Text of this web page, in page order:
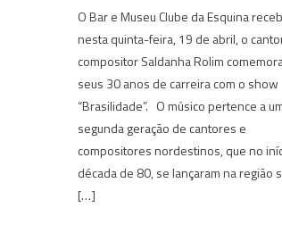
O Bar e Museu Clube da Esquina
nesta quinta-feira, 19 de abril, o
compositor Saldanha Rolim
seus 30 anos de carreira com o show
“Brasilidade”. O músico pertence a
segunda geração de cantores e
compositores nordestinos, que no
década de 80, se lançaram na região
[…]